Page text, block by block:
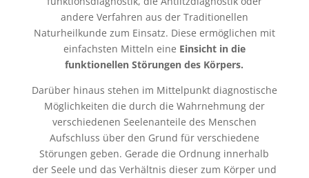
andere Verfahren aus der Traditionellen
Naturheilkunde zum Einsatz. Diese ermöglichen mit
einfachsten Mitteln eine Einsicht in die
funktionellen Störungen des Körpers.
Darüber hinaus stehen im Mittelpunkt diagnostische
Möglichkeiten die durch die Wahrnehmung der
verschiedenen Seelenanteile des Menschen
Aufschluss über den Grund für verschiedene
Störungen geben. Gerade die Ordnung innerhalb
der Seele und das Verhältnis dieser zum Körper und